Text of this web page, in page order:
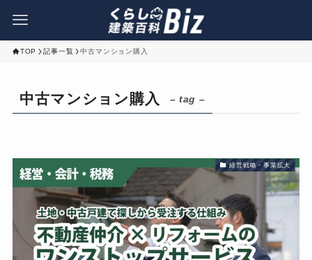
TOP 記事一覧 中古マンション購入
中古マンション購入 – tag –
経営戦略・事業拡大